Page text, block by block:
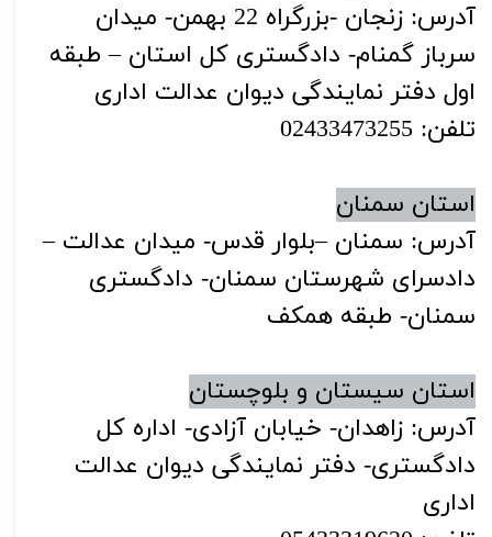
آدرس: زنجان -بزرگراه 22 بهمن- میدان
سرباز گمنام- دادگستری کل استان – طبقه
اول دفتر نمایندگی دیوان عدالت اداری
تلفن: 02433473255
استان سمنان
آدرس: سمنان –بلوار قدس- میدان عدالت –
دادسرای شهرستان سمنان- دادگستری
سمنان- طبقه همکف
استان سیستان و بلوچستان
آدرس: زاهدان- خیابان آزادی- اداره کل
دادگستری- دفتر نمایندگی دیوان عدالت
اداری